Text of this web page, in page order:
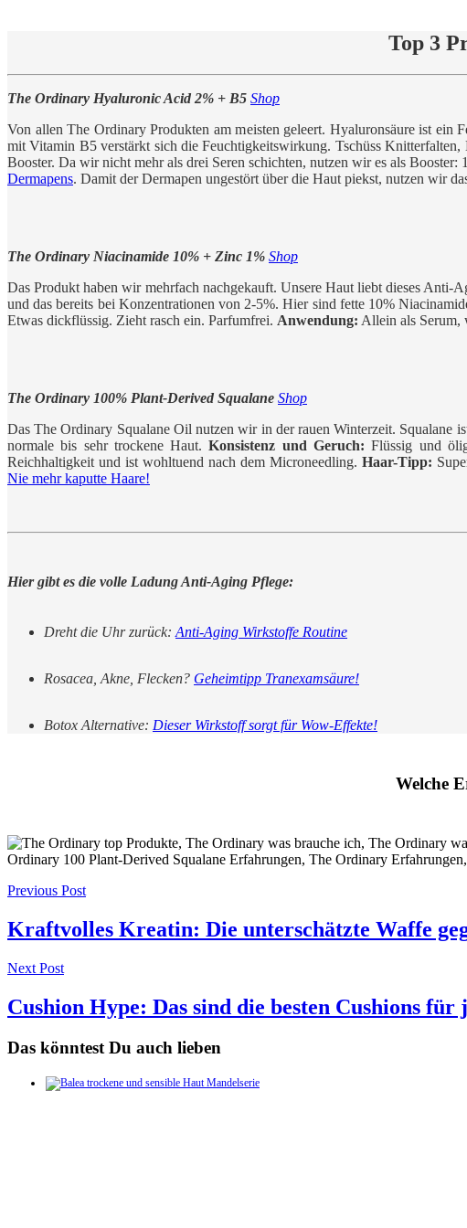
Top 3
The Ordinary Hyaluronic Acid 2% + B5 Shop
Von allen The Ordinary Produkten am meisten geleert. Hyaluronsäure ist
mit Vitamin B5 verstärkt sich die Feuchtigkeitswirkung. Tschüss
Booster. Da wir nicht mehr als drei Seren schichten, nutzen wir es als Booster:
Dermapens. Damit der Dermapen ungestört über die Haut piekst, nutzen wir
The Ordinary Niacinamide 10% + Zinc 1% Shop
Das Produkt haben wir mehrfach nachgekauft. Unsere Haut liebt dieses
und das bereits bei Konzentrationen von 2-5%. Hier sind fette 10%
Etwas dickflüssig. Zieht rasch ein. Parfumfrei. Anwendung: Allein als Serum,
The Ordinary 100% Plant-Derived Squalane Shop
Das The Ordinary Squalane Oil nutzen wir in der rauen Winterzeit. Squalane
normale bis sehr trockene Haut.Konsistenz und Geruch: Flüssig und
Reichhaltigkeit und ist wohltuend nach dem Microneedling. Haar-Tipp:
Nie mehr kaputte Haare!
Hier gibt es die volle Ladung Anti-Aging Pflege:
Dreht die Uhr zurück: Anti-Aging Wirkstoffe Routine
Rosacea, Akne, Flecken? Geheimtipp Tranexamsäure!
Botox Alternative: Dieser Wirkstoff sorgt für Wow-Effekte!
Welche
Post
navigation
Previous Post
Kraftvolles Kreatin: Die unterschätzte Waffe
Next Post
Cushion Hype: Das sind die besten Cushions für
Das könntest Du auch lieben